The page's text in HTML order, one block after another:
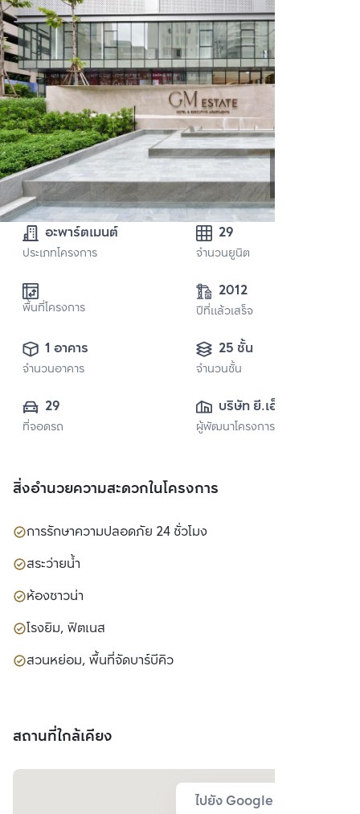
อะพาร์ตเมนต์
ประเภทโครงการ
29
จำนวนยูนิต
พื้นที่โครงการ
2012
ปีที่แล้วเสร็จ
1 อาคาร
จำนวนอาคาร
25 ชั้น
จำนวนชั้น
29
ที่จอดรถ
บริษัท ยี.เอ็ม.
เซอร์วิส อพาร์ทเม้น
ผู้พัฒนาโครงการ
สิ่งอำนวยความสะดวกในโครงการ
การรักษาความปลอดภัย 24 ชั่วโมง
สระว่ายน้ำ
ห้องซาวน่า
โรงยิม, ฟิตเนส
สวนหย่อม, พื้นที่จัดบาร์บีคิว
สถานที่ใกล้เคียง
ไปยัง Google Map